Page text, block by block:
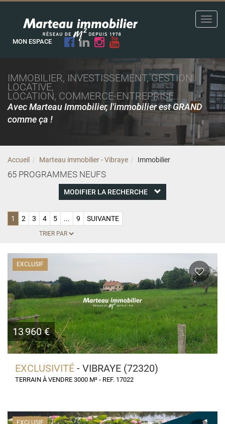
MON ESPACE
IMMOBILIER, INVESTISSEMENT, GESTION
LOCATIVE,
LOCATION, COMMERCE-ENTREPRISE...
Avec Marteau Immobilier, l'immobilier est GRAND
comme ça !
Accueil Marteau immobilier - Vibraye Immobilier
65 PROGRAMMES NEUFS
MODIFIER LA RECHERCHE
1 2 3 4 5 ... 9 SUIVANTE
EXCLUSIF
13 960 €
EXCLUSIVITÉ - VIBRAYE (72320)
TERRAIN À VENDRE 3000 M² - REF. 17022
EXCLUSIF